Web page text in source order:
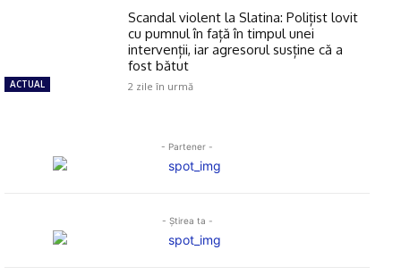
ACTUAL
Scandal violent la Slatina: Polițist lovit
cu pumnul în față în timpul unei
intervenții, iar agresorul susține că a
fost bătut
2 zile în urmă
- Partener -
- Ştirea ta -